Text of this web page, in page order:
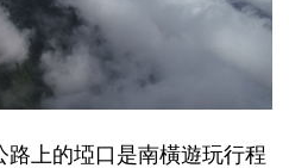
上的埡口是南橫遊玩行程